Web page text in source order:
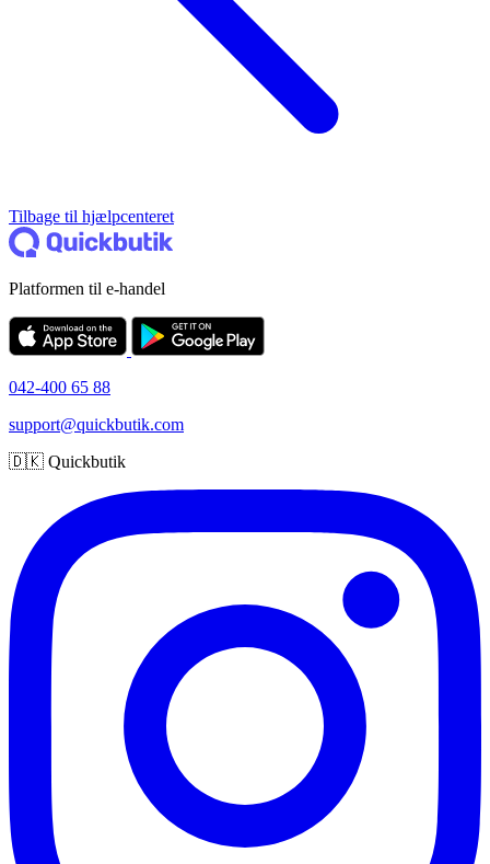
Tilbage til hjælpcenteret
Platformen til e-handel
042-400 65 88
support@quickbutik.com
🇩🇰 Quickbutik